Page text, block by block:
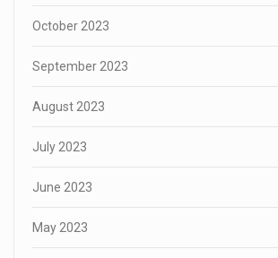
October 2023
September 2023
August 2023
July 2023
June 2023
May 2023